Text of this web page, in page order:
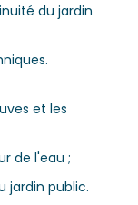
du jardin
et les
de l'eau ;
jardin public.